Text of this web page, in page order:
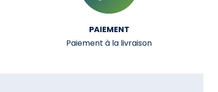
PAIEMENT
Paiement à la livraison